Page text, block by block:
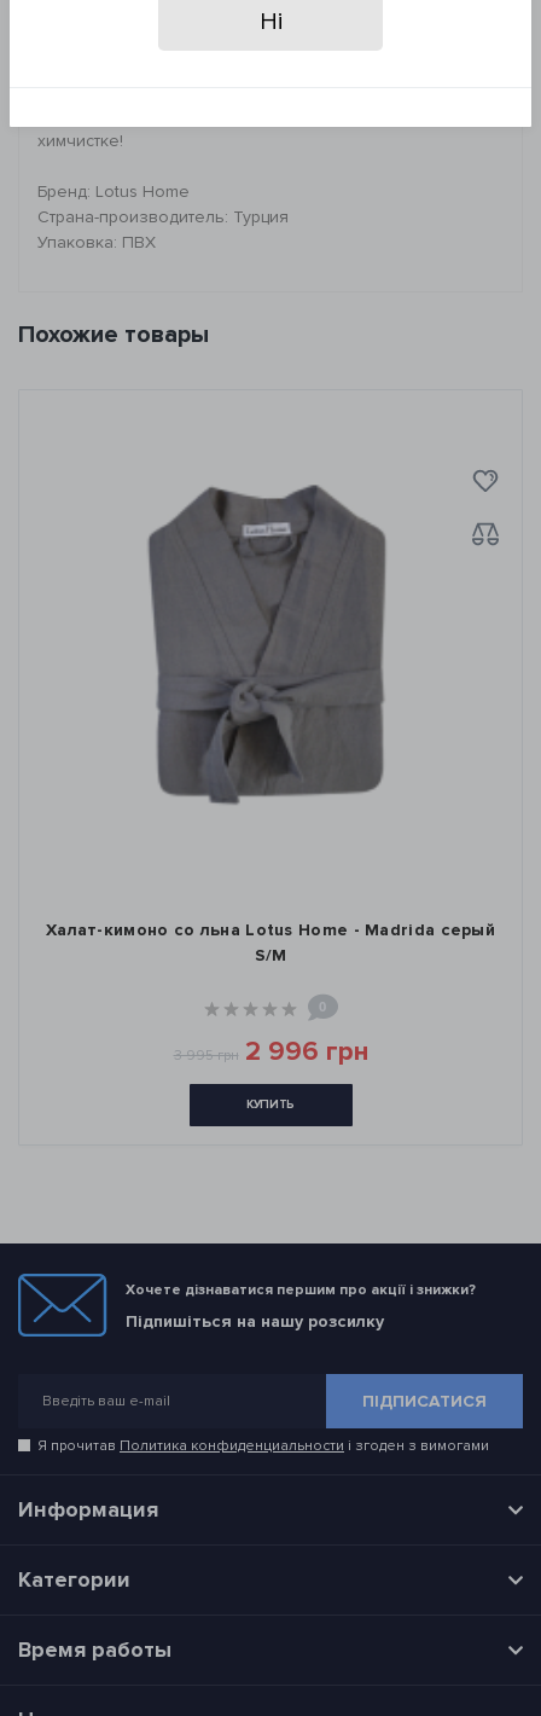
- машинная стирка при 40°C
химчистке!
Бренд: Lotus Home
Страна-производитель: Турция
Упаковка: ПВХ
Похожие товары
Халат-кимоно со льна Lotus Home - Madrida серый
S/M
0
3 995 грн 2 996 грн
КУПИТЬ
Хочете дізнаватися першим про акції і знижки?
Підпишіться на нашу розсилку
ПІДПИСАТИСЯ
Я прочитав Политика конфиденциальности і згоден з вимогами
Информация
Категории
Время работы
Ні